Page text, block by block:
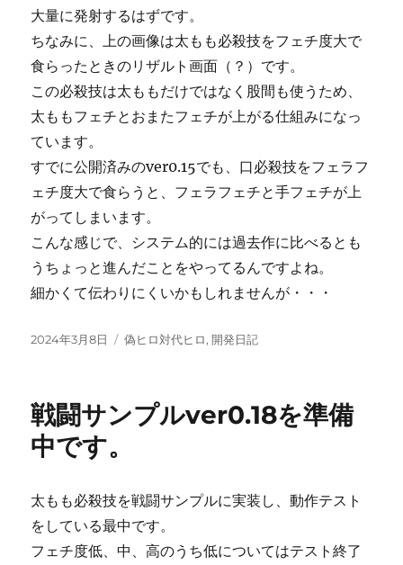
大量に発射するはずです。
ちなみに、上の画像は太もも必殺技をフェチ度大で
食らったときのリザルト画面（？）です。
この必殺技は太ももだけではなく股間も使うため、
太ももフェチとおまたフェチが上がる仕組みになっ
ています。
すでに公開済みのver0.15でも、口必殺技をフェラフ
ェチ度大で食らうと、フェラフェチと手フェチが上
がってしまいます。
こんな感じで、システム的には過去作に比べるとも
うちょっと進んだことをやってるんですよね。
細かくて伝わりにくいかもしれませんが・・・
投
2024年3月8日
カ
ー
偽ヒロ対代ヒロ,開発日記
戦闘サンプルver0.18を準備
中です。
太もも必殺技を戦闘サンプルに実装し、動作テスト
をしている最中です。
フェチ度低、中、高のうち低についてはテスト終了